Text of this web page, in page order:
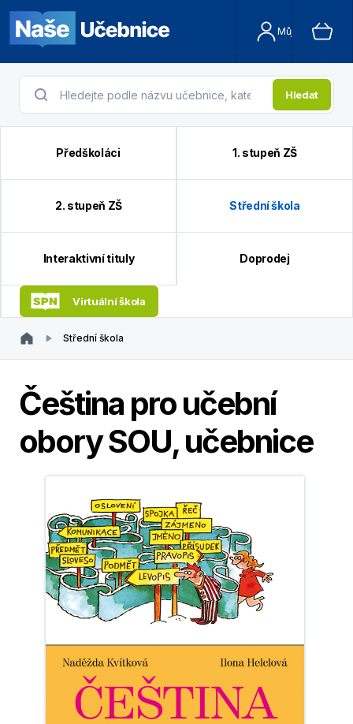
Můj účet
Hledat
Předškoláci 1. stupeň ZŠ
2. stupeň ZŠ Střední škola
Interaktivní tituly Doprodej
Virtuální škola
Střední škola
Čeština pro učební
obory SOU, učebnice